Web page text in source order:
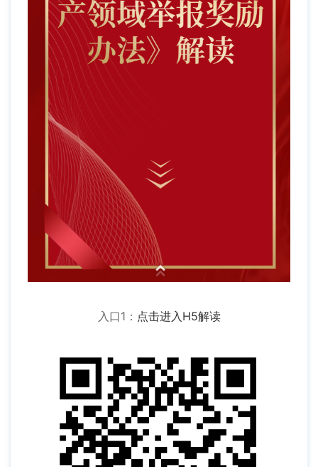
入口1： 点击进入H5解读